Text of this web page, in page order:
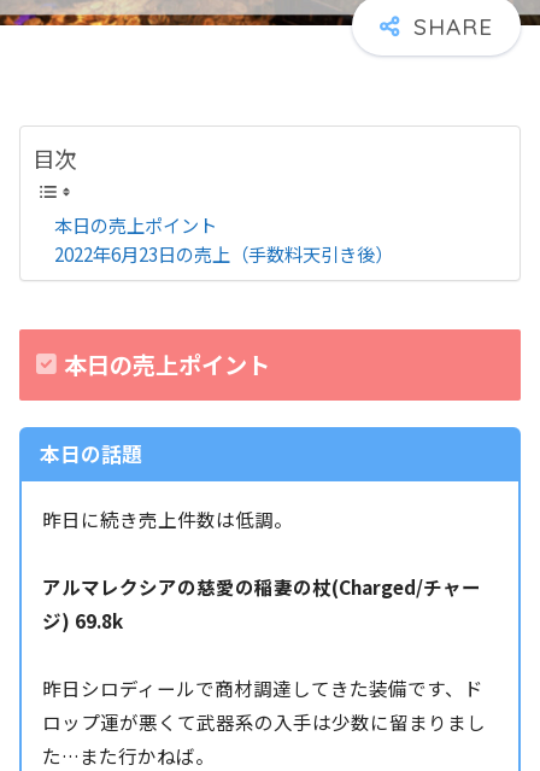
目次
本日の売上ポイント
2022年6月23日の売上（手数料天引き後）
本日の売上ポイント
本日の話題
昨日に続き売上件数は低調。
アルマレクシアの慈愛の稲妻の杖(Charged/チャー
ジ) 69.8k
昨日シロディールで商材調達してきた装備です、ド
ロップ運が悪くて武器系の入手は少数に留まりまし
た…また行かねば。